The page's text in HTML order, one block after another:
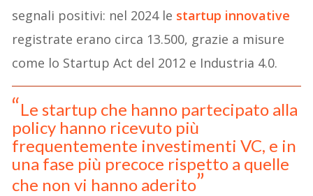
segnali positivi: nel 2024 le startup innovative
registrate erano circa 13.500, grazie a misure
come lo Startup Act del 2012 e Industria 4.0.
Le startup che hanno partecipato alla
policy hanno ricevuto più
frequentemente investimenti VC, e in
una fase più precoce rispetto a quelle
che non vi hanno aderito